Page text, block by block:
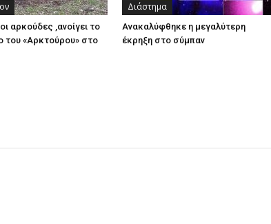
αρκούδες ,ανοίγει το
του «Αρκτούρου» στο
Διάστημα
Ανακαλύφθηκε η μεγαλύτερη
έκρηξη στο σύμπαν